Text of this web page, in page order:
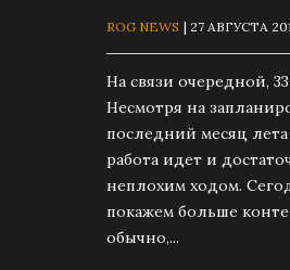
ROG NEWS | 27 АВГУСТА
На связи очередной,
Несмотря на
последний месяц лета
работа идет и
неплохим ходом.
покажем больше
обычно,...